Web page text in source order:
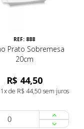
REF: 888
Prato Sobremesa
20cm
R$ 44,50
de R$ 44,50 sem juros